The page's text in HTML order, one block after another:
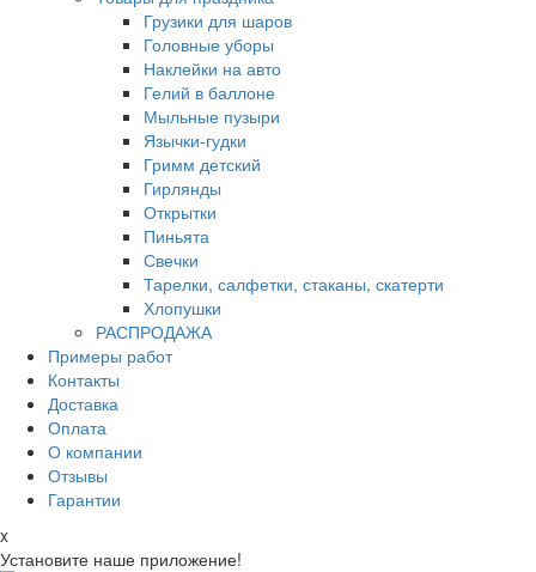
Грузики для шаров
Головные уборы
Наклейки на авто
Гелий в баллоне
Мыльные пузыри
Язычки-гудки
Гримм детский
Гирлянды
Открытки
Пиньята
Свечки
Тарелки, салфетки, стаканы, скатерти
Хлопушки
РАСПРОДАЖА
Примеры работ
Контакты
Доставка
Оплата
О компании
Отзывы
Гарантии
x
Установите наше приложение!